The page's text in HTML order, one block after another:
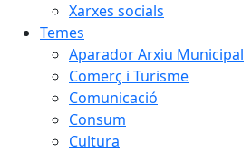
Xarxes socials
Temes
Aparador Arxiu Municipal
Comerç i Turisme
Comunicació
Consum
Cultura